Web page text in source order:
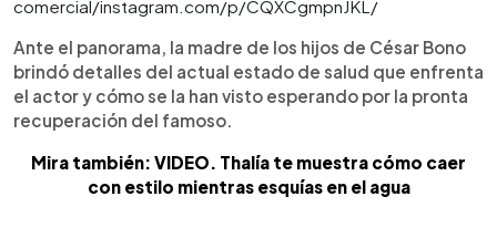
comercial/instagram.com/p/CQXCgmpnJKL/
Ante el panorama, la madre de los hijos de César Bono
brindó detalles del actual estado de salud que enfrenta
el actor y cómo se la han visto esperando por la pronta
recuperación del famoso.
Mira también: VIDEO. Thalía te muestra cómo caer
con estilo mientras esquías en el agua